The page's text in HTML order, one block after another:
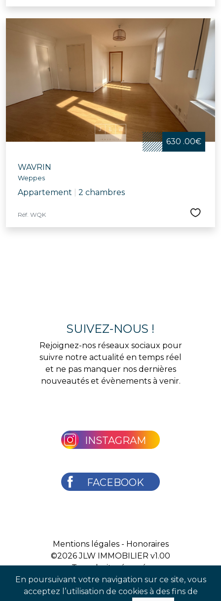
En poursuivant votre navigation sur ce site, vous
acceptez l’utilisation de cookies à des fins de
630 .00€
WAVRIN
Weppes
Appartement 2 chambres
Réf. WQK
SUIVEZ-NOUS !
Rejoignez-nos réseaux sociaux pour
suivre notre actualité en temps réel
et ne pas manquer nos dernières
nouveautés et évènements à venir.
INSTAGRAM
FACEBOOK
Mentions légales- Honoraires
©2026JLW IMMOBILIER v1.00
Tous droits réservés